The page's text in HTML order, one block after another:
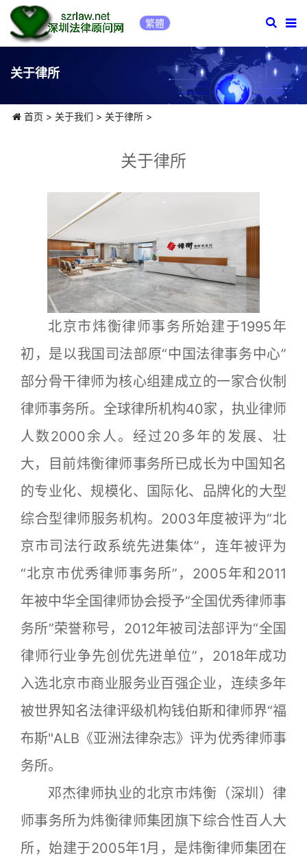
繁體
关于律所
首页 > 关于我们 > 关于律所>
关于律所
北京市炜衡律师事务所始建于1995年
初，是以我国司法部原“中国法律事务中心”
部分骨干律师为核心组建成立的一家合伙制
律师事务所。全球律所机构40家，执业律师
人数2000余人。经过20多年的发展、壮
大，目前炜衡律师事务所已成长为中国知名
的专业化、规模化、国际化、品牌化的大型
综合型律师服务机构。2003年度被评为“北
京市司法行政系统先进集体”，连年被评为
“北京市优秀律师事务所”，2005年和2011
年被中华全国律师协会授予“全国优秀律师事
务所”荣誉称号，2012年被司法部评为“全国
律师行业争先创优先进单位”，2018年成功
入选北京市商业服务业百强企业，连续多年
被世界知名法律评级机构钱伯斯和律师界“福
布斯"ALB《亚洲法律杂志》评为优秀律师事
务所。
邓杰律师执业的北京市炜衡（深圳）律
师事务所为炜衡律师集团旗下综合性百人大
所，始建于2005年1月，是炜衡律师集团在